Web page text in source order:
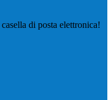
di posta elettronica!